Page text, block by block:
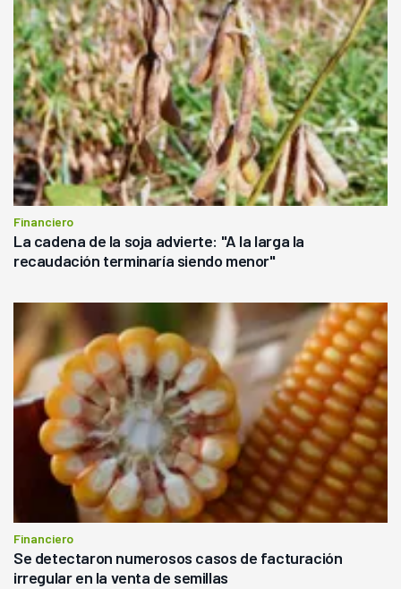
Financiero
La cadena de la soja advierte: "A la larga la
recaudación terminaría siendo menor"
Financiero
Se detectaron numerosos casos de facturación
irregular en la venta de semillas